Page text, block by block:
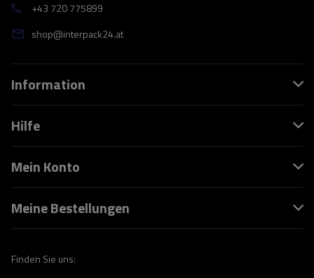
+43 720 775899
shop@interpack24.at
Information
Hilfe
Mein Konto
Meine Bestellungen
Finden Sie uns: